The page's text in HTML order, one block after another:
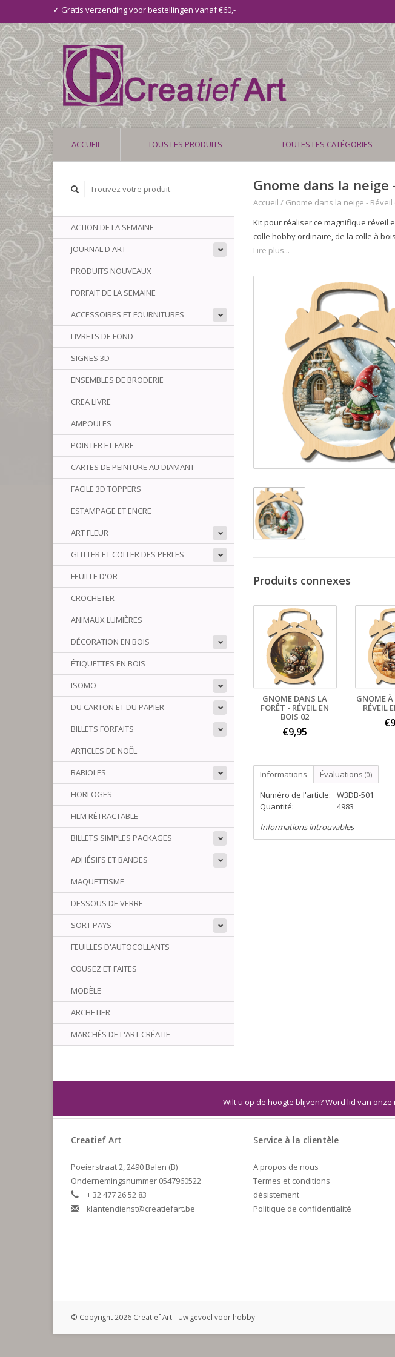
✓ Gratis verzending voor bestellingen vanaf €60,-
ACCUEIL TOUS LES PRODUITS TOUTES LES CATÉGORIES
ACTION DE LA SEMAINE
JOURNAL D'ART
PRODUITS NOUVEAUX
FORFAIT DE LA SEMAINE
ACCESSOIRES ET FOURNITURES
LIVRETS DE FOND
SIGNES 3D
ENSEMBLES DE BRODERIE
CREA LIVRE
AMPOULES
POINTER ET FAIRE
CARTES DE PEINTURE AU DIAMANT
FACILE 3D TOPPERS
ESTAMPAGE ET ENCRE
ART FLEUR
GLITTER ET COLLER DES PERLES
FEUILLE D'OR
CROCHETER
ANIMAUX LUMIÈRES
DÉCORATION EN BOIS
ÉTIQUETTES EN BOIS
ISOMO
DU CARTON ET DU PAPIER
BILLETS FORFAITS
ARTICLES DE NOËL
BABIOLES
HORLOGES
FILM RÉTRACTABLE
BILLETS SIMPLES PACKAGES
ADHÉSIFS ET BANDES
MAQUETTISME
DESSOUS DE VERRE
SORT PAYS
FEUILLES D'AUTOCOLLANTS
COUSEZ ET FAITES
MODÈLE
ARCHETIER
MARCHÉS DE L'ART CRÉATIF
Gnome dans la neige
Accueil / Gnome dans la neige - Réveil
Kit pour réaliser ce magnifique réveil
colle hobby ordinaire, de la colle à
Lire plus...
Produits connexes
GNOME DANS LA
FORÊT - RÉVEIL EN
BOIS 02
€9,95
GNOME À
RÉVEIL
Informations Évaluations (0)
Numéro de l'article:
W3DB-501
Quantité:
4983
Informations introuvables
Wilt u op de hoogte blijven? Word lid van onze
Creatief Art
Poeierstraat 2, 2490 Balen (B)
Ondernemingsnummer 0547960522
+ 32 477 26 52 83
klantendienst@creatiefart.be
Service à la clientèle
A propos de nous
Termes et conditions
désistement
Politique de confidentialité
© Copyright 2026 Creatief Art - Uw gevoel voor hobby!